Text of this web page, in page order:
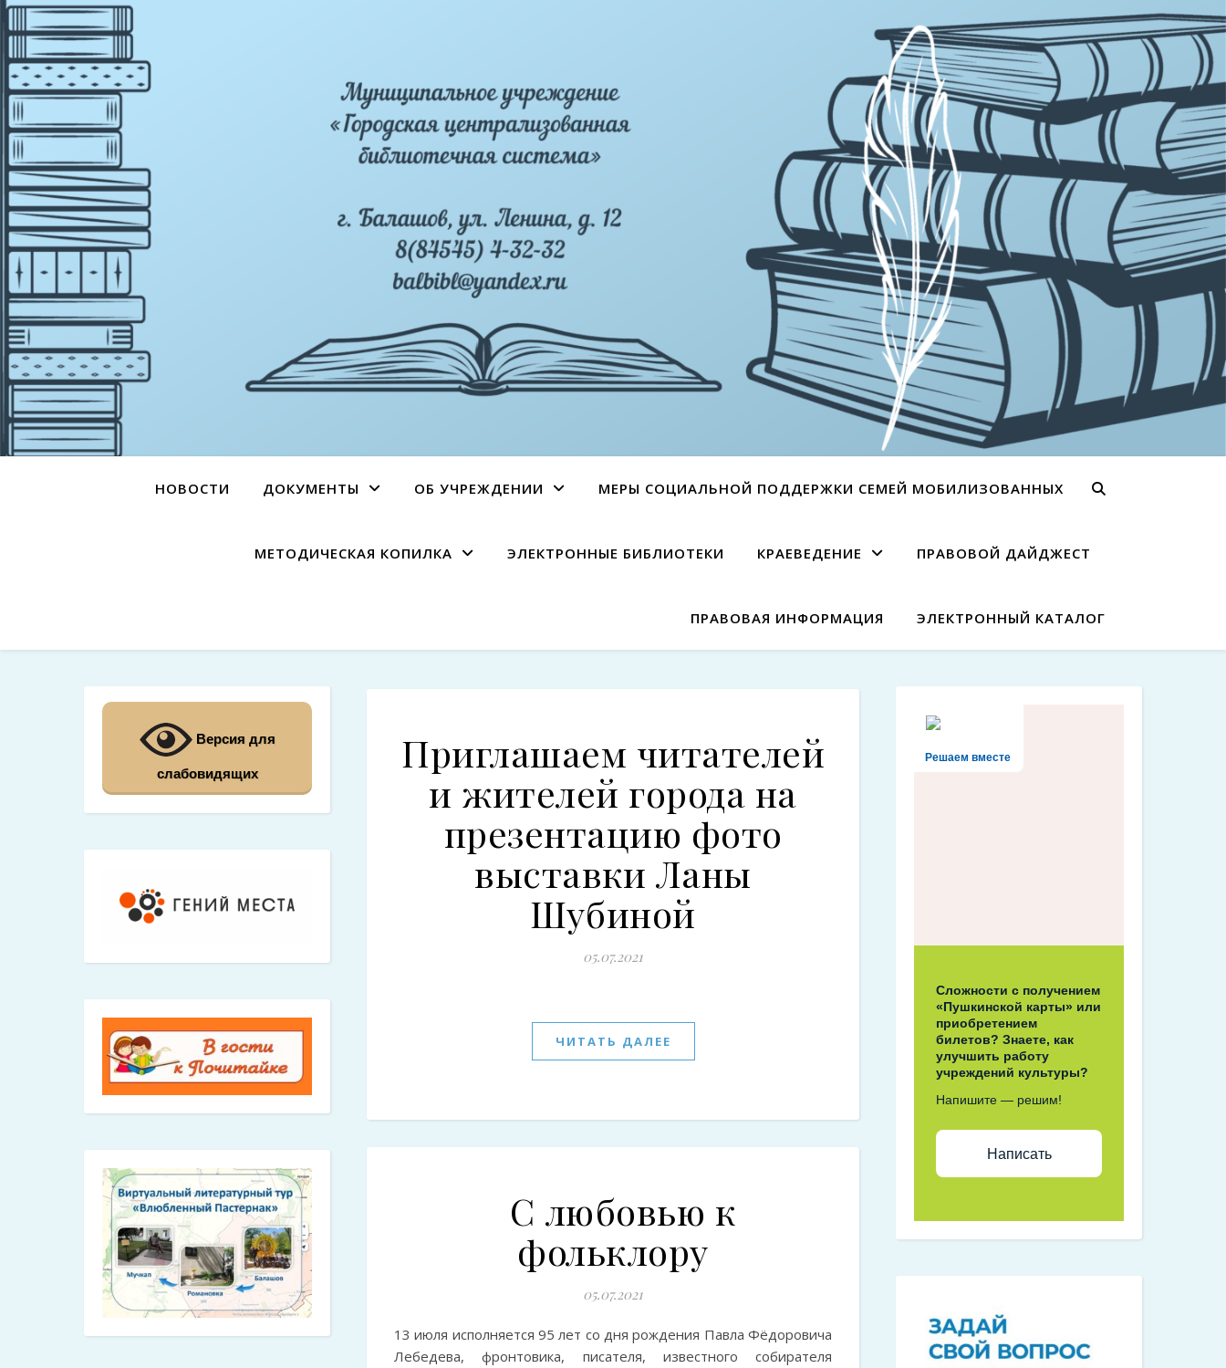
НОВОСТИ ДОКУМЕНТЫ ОБ УЧРЕЖДЕНИИ МЕРЫ СОЦИАЛЬНОЙ ПОДДЕРЖКИ СЕМЕЙ МОБИЛИЗОВАННЫХ
МЕТОДИЧЕСКАЯ КОПИЛКА ЭЛЕКТРОННЫЕ БИБЛИОТЕКИ КРАЕВЕДЕНИЕ ПРАВОВОЙ ДАЙДЖЕСТ
ПРАВОВАЯ ИНФОРМАЦИЯ ЭЛЕКТРОННЫЙ КАТАЛОГ
Версия для
слабовидящих
Приглашаем читателей
и жителей города на
презентацию фото
выставки Ланы
Шубиной
05.07.2021
ЧИТАТЬ ДАЛЕЕ
С любовью к
фольклору
05.07.2021
13 июля исполняется 95 лет со дня рождения Павла Фёдоровича
Лебедева, фронтовика, писателя, известного собирателя
Решаем вместе
Сложности с получением
«Пушкинской карты» или
приобретением
билетов? Знаете, как
улучшить работу
учреждений культуры?
Напишите — решим!
Написать